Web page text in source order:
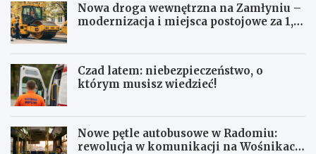
Nowa droga wewnętrzna na Zamłyniu –
modernizacja i miejsca postojowe za 1,1
Czad latem: niebezpieczeństwo, o
którym musisz wiedzieć!
Nowe pętle autobusowe w Radomiu:
rewolucja w komunikacji na Wośnikach,